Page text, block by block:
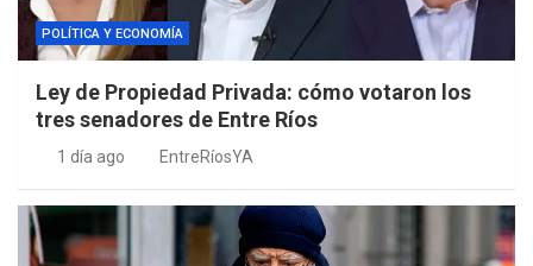
POLÍTICA Y ECONOMÍA
Ley de Propiedad Privada: cómo votaron los
tres senadores de Entre Ríos
1 día ago EntreRíosYA